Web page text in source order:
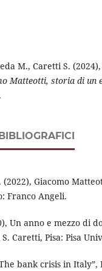
M., Caretti S.
Matteotti, storia di un
(2022), Giacomo
Franco Angeli.
Un anno e mezzo di
Caretti, Pisa: Pisa
bank crisis in Italy”,